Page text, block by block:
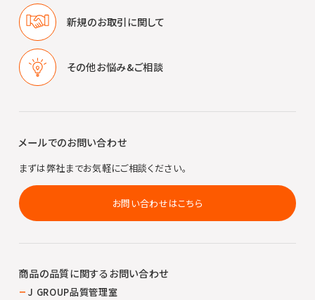
新規のお取引に関して
その他お悩み&ご相談
メールでのお問い合わせ
まずは弊社までお気軽にご相談ください。
お問い合わせはこちら
商品の品質に関するお問い合わせ
J GROUP品質管理室